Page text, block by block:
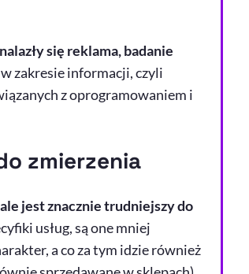
się reklama, badanie
w zakresie informacji, czyli
z oprogramowaniem i
zmierzenia
jest znacznie trudniejszy do
usług, są one mniej
a co za tym idzie również